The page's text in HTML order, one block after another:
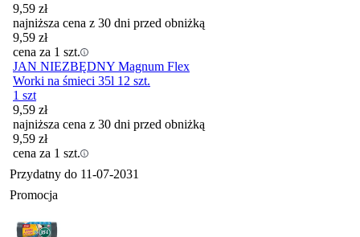
9,59 zł
najniższa cena z 30 dni przed obniżką
9,59 zł
cena za 1 szt.
JAN NIEZBĘDNY Magnum Flex
Worki na śmieci 35l 12 szt.
1 szt
9,59 zł
najniższa cena z 30 dni przed obniżką
9,59 zł
cena za 1 szt.
Przydatny do 11-07-2031
Promocja